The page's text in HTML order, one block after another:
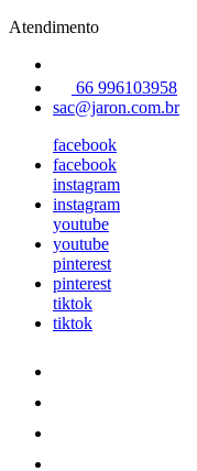
Atendimento
66 996103958
sac@jaron.com.br
facebook
facebook
instagram
instagram
youtube
youtube
pinterest
pinterest
tiktok
tiktok